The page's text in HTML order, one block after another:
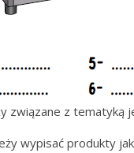
związane z tematyką
wypisać produkty